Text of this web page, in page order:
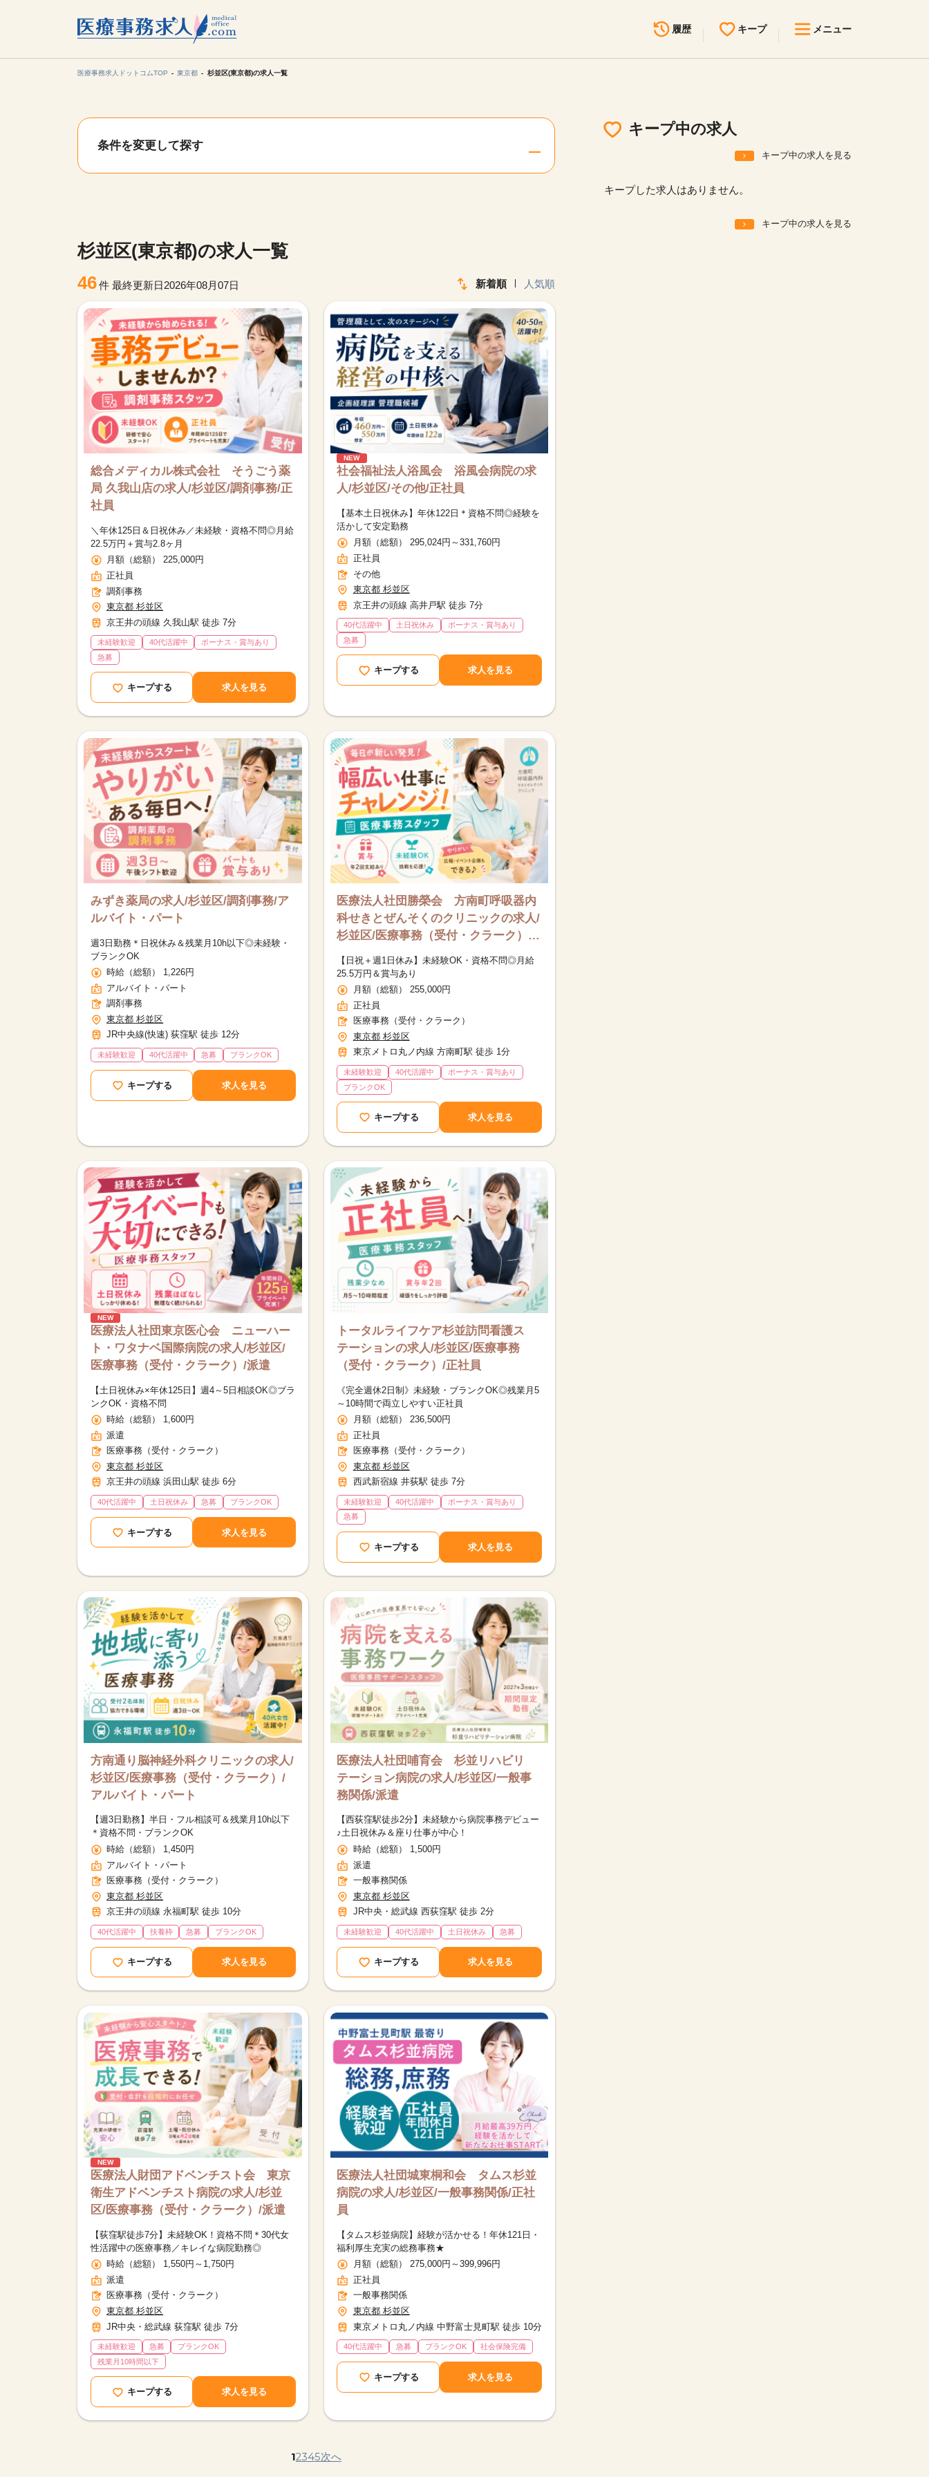
履歴 キープ メニュー
見学会・イベント情報
医療事務求人ドットコムTOP 東京都 杉並区(東京都)の求人一覧
条件を変更して探す
杉並区(東京都)の求人一覧
46件 最終更新日2026年08月07日 新着順 人気順
総合メディカル株式会社 そうごう薬
局 久我山店の求人/杉並区/調剤事務/正
社員
＼年休125日＆日祝休み／未経験・資格不問◎月給
22.5万円＋賞与2.8ヶ月
月額（総額） 225,000円
正社員
調剤事務
東京都 杉並区
京王井の頭線 久我山駅 徒歩 7分
未経験歓迎 40代活躍中
ボーナス・賞与あり
急募
キープする 求人を見る
NEW
社会福祉法人浴風会 浴風会病院の求
人/杉並区/その他/正社員
【基本土日祝休み】年休122日＊資格不問◎経験を
活かして安定勤務
月額（総額） 295,024円～331,760円
正社員
その他
東京都 杉並区
京王井の頭線 高井戸駅 徒歩 7分
40代活躍中 土日祝休み
ボーナス・賞与あり
急募
キープする 求人を見る
みずき薬局の求人/杉並区/調剤事務/ア
ルバイト・パート
週3日勤務＊日祝休み＆残業月10h以下◎未経験・
ブランクOK
時給（総額） 1,226円
アルバイト・パート
調剤事務
東京都 杉並区
JR中央線(快速) 荻窪駅 徒歩 12分
未経験歓迎 40代活躍中 急募 ブランクOK
キープする 求人を見る
医療法人社団勝榮会 方南町呼吸器内
科せきとぜんそくのクリニックの求人/
杉並区/医療事務（受付・クラーク）/
正社員
【日祝＋週1日休み】未経験OK・資格不問◎月給
25.5万円＆賞与あり
月額（総額） 255,000円
正社員
医療事務（受付・クラーク）
東京都 杉並区
東京メトロ丸ノ内線 方南町駅 徒歩 1分
未経験歓迎 40代活躍中
ボーナス・賞与あり
ブランクOK
キープする 求人を見る
NEW
医療法人社団東京医心会 ニューハー
ト・ワタナベ国際病院の求人/杉並区/
医療事務（受付・クラーク）/派遣
【土日祝休み×年休125日】週4～5日相談OK◎ブラ
ンクOK・資格不問
時給（総額） 1,600円
派遣
医療事務（受付・クラーク）
東京都 杉並区
京王井の頭線 浜田山駅 徒歩 6分
40代活躍中 土日祝休み 急募 ブランクOK
キープする 求人を見る
トータルライフケア杉並訪問看護ス
テーションの求人/杉並区/医療事務
（受付・クラーク）/正社員
《完全週休2日制》未経験・ブランクOK◎残業月5
～10時間で両立しやすい正社員
月額（総額） 236,500円
正社員
医療事務（受付・クラーク）
東京都 杉並区
西武新宿線 井荻駅 徒歩 7分
未経験歓迎 40代活躍中
ボーナス・賞与あり
急募
キープする 求人を見る
方南通り脳神経外科クリニックの求人/
杉並区/医療事務（受付・クラーク）/
アルバイト・パート
【週3日勤務】半日・フル相談可＆残業月10h以下
＊資格不問・ブランクOK
時給（総額） 1,450円
アルバイト・パート
医療事務（受付・クラーク）
東京都 杉並区
京王井の頭線 永福町駅 徒歩 10分
40代活躍中 扶養枠 急募 ブランクOK
キープする 求人を見る
医療法人社団哺育会 杉並リハビリ
テーション病院の求人/杉並区/一般事
務関係/派遣
【西荻窪駅徒歩2分】未経験から病院事務デビュー
♪土日祝休み＆座り仕事が中心！
時給（総額） 1,500円
派遣
一般事務関係
東京都 杉並区
JR中央・総武線 西荻窪駅 徒歩 2分
未経験歓迎 40代活躍中 土日祝休み 急募
キープする 求人を見る
NEW
医療法人財団アドベンチスト会 東京
衛生アドベンチスト病院の求人/杉並
区/医療事務（受付・クラーク）/派遣
【荻窪駅徒歩7分】未経験OK！資格不問＊30代女
性活躍中の医療事務／キレイな病院勤務◎
時給（総額） 1,550円～1,750円
派遣
医療事務（受付・クラーク）
東京都 杉並区
JR中央・総武線 荻窪駅 徒歩 7分
未経験歓迎 急募
ブランクOK
残業月10時間以下
キープする 求人を見る
医療法人社団城東桐和会 タムス杉並
病院の求人/杉並区/一般事務関係/正社
員
【タムス杉並病院】経験が活かせる！年休121日・
福利厚生充実の総務事務★
月額（総額） 275,000円～399,996円
正社員
一般事務関係
東京都 杉並区
東京メトロ丸ノ内線 中野富士見町駅 徒歩 10分
40代活躍中 急募 ブランクOK 社会保険完備
キープする 求人を見る
12345次へ
キープ中の求人
キープ中の求人を見る
キープした求人はありません。
キープ中の求人を見る
該当件数
9,631